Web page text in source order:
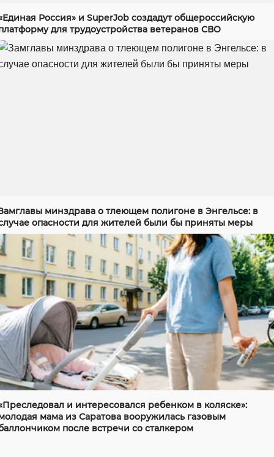
Россия» и SuperJob создадут общероссийскую
для трудоустройства ветеранов СВО
минздрава о тлеющем полигоне в Энгельсе: в
опасности для жителей были бы приняты меры
и интересовался ребенком в коляске»:
мама из Саратова вооружилась газовым
после встречи со сталкером